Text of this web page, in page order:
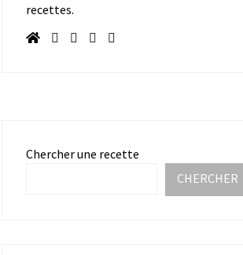
recettes.
Chercher une recette
CHERCHER